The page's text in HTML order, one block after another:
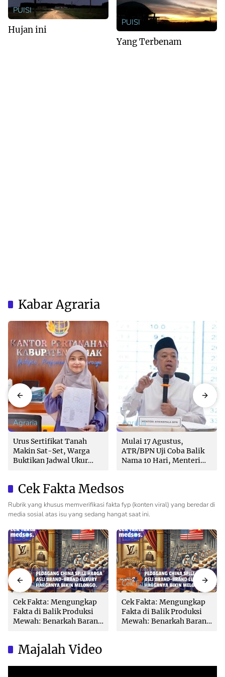
PUISI
Hujan ini
PUISI
Yang Terbenam
Kabar Agraria
Agraria
Urus Sertifikat Tanah
Makin Sat-Set, Warga
Buktikan Jadwal Ukur
Agraria
Mulai 17 Agustus,
ATR/BPN Uji Coba Balik
Nama 10 Hari, Menteri
Cek Fakta Medsos
Rubrik yang khusus memverifikasi fakta fyp (konten viral) yang beredar di
media sosial atas isu yang sedang hangat saat ini.
Cek Fakta
Cek Fakta: Mengungkap
Fakta di Balik Produksi
Mewah: Benarkah Barang
Cek Fakta
Cek Fakta: Mengungkap
Fakta di Balik Produksi
Mewah: Benarkah Barang
Majalah Video